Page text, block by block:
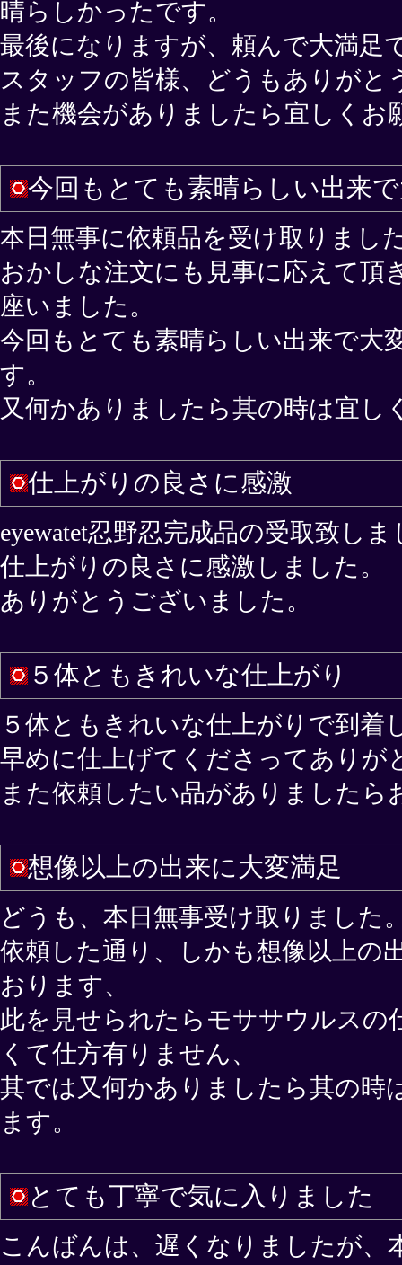
晴らしかったです。
最後になりますが、頼んで大満足
スタッフの皆様、どうもありがと
また機会がありましたら宜しくお
今回もとても素晴らしい出来
本日無事に依頼品を受け取りまし
おかしな注文にも見事に応えて頂
座いました。
今回もとても素晴らしい出来で大
す。
又何かありましたら其の時は宜し
仕上がりの良さに感激
eyewatet忍野忍完成品の受取致しま
仕上がりの良さに感激しました。
ありがとうございました。
５体ともきれいな仕上がり
５体ともきれいな仕上がりで到着
早めに仕上げてくださってありが
また依頼したい品がありましたら
想像以上の出来に大変満足
どうも、本日無事受け取りました
依頼した通り、しかも想像以上の
おります、
此を見せられたらモササウルスの
くて仕方有りません、
其では又何かありましたら其の時
ます。
とても丁寧で気に入りました
こんばんは、遅くなりましたが、